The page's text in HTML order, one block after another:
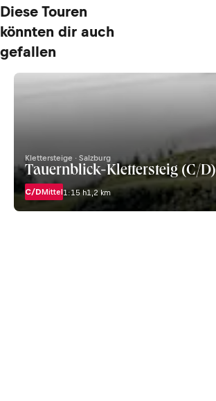
Diese Touren
könnten dir auch
gefallen
Klettersteige · Salzburg
Tauernblick-Klettersteig (C/D)
C/DMittel1:15 h1,2 km